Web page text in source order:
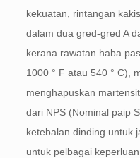
kekuatan, rintangan
dalam dua gred-gred A
kerana rawatan haba
1000 ° F atau 540 ° C),
menghapuskan
dari NPS (Nominal paip
ketebalan dinding untuk
untuk pelbagai